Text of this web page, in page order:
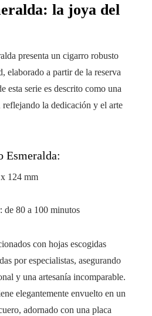
la joya del
presenta un cigarro robusto
elaborado a partir de la reserva
esta serie es descrito como una
reflejando la dedicación y el arte
Esmeralda:
124 mm
de 80 a 100 minutos
con hojas escogidas
por especialistas, asegurando
y una artesanía incomparable.
elegantemente envuelto en un
adornado con una placa